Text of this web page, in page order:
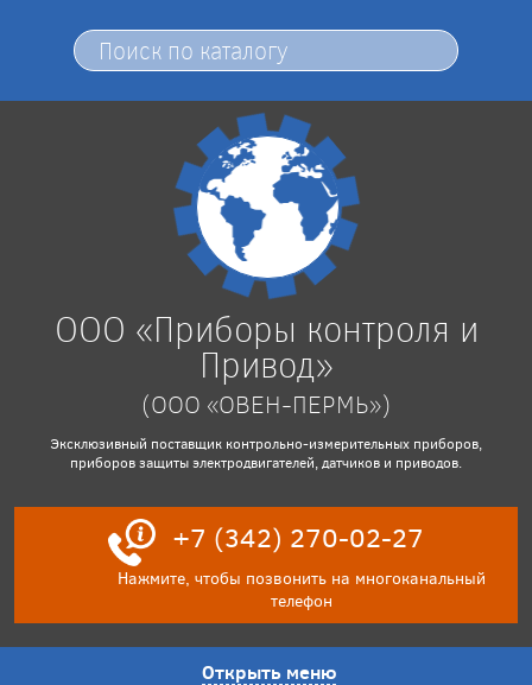
ООО «Приборы контроля и
Привод»
(ООО «ОВЕН-ПЕРМЬ»)
Эксклюзивный поставщик контрольно-измерительных приборов,
приборов защиты электродвигателей, датчиков и приводов.
+7 (342) 270-02-27
Нажмите, чтобы позвонить на многоканальный
телефон
Открыть меню